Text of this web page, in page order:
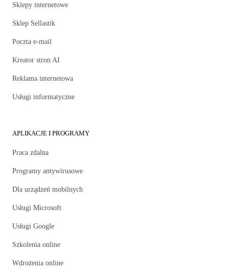
Sklepy internetowe
Sklep Sellastik
Poczta e-mail
Kreator stron AI
Reklama internetowa
Usługi informatyczne
APLIKACJE I PROGRAMY
Praca zdalna
Programy antywirusowe
Dla urządzeń mobilnych
Usługi Microsoft
Usługi Google
Szkolenia online
Wdrożenia online